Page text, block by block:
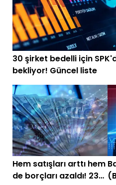
30 şirket bedelli için
bekliyor! Güncel liste
Hem satışları arttı hem
de borçları azaldı! 23